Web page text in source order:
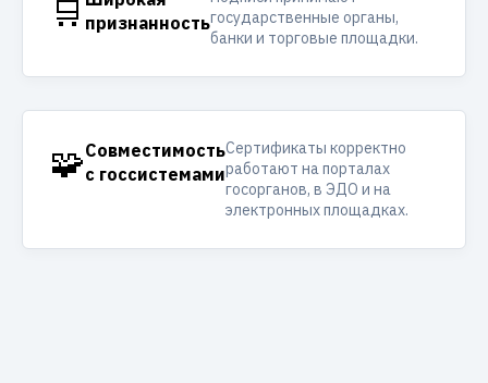
🛒признанностьгосударственные органы,
банки и торговые площадки.
🧩Совместимость
с госсистемами
Сертификаты корректно
работают на порталах
госорганов, в ЭДО и на
электронных площадках.